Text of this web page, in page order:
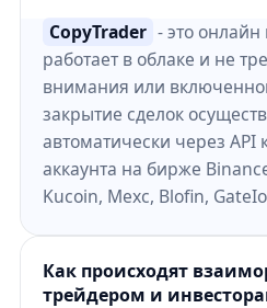
CopyTrader - это
работает в облаке и не
внимания или
закрытие сделок
автоматически через
аккаунта на бирже
Kucoin, Mexc, Blofin,
Как происходят
трейдером и